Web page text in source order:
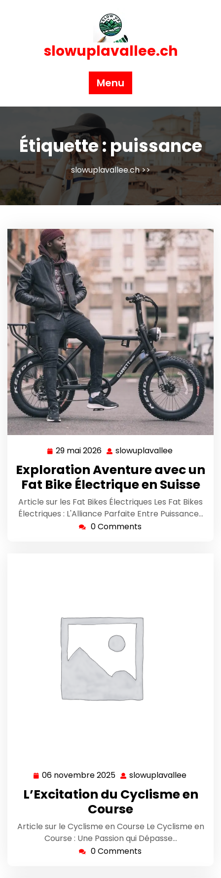
slowuplavallee.ch
Menu
Étiquette :puissance
slowuplavallee.ch>>
29 mai 2026 29
2026
slowuplavallee
Exploration Aventure avec un
Fat Bike Électrique en Suisse
Article sur les Fat Bikes Électriques Les Fat Bikes
Électriques : L'Alliance Parfaite Entre Puissance…
0 Comments
06 novembre 2025 06
novembre
2025
slowuplavallee
L’Excitation du Cyclisme en
Course
Article sur le Cyclisme en Course Le Cyclisme en
Course : Une Passion qui Dépasse…
0 Comments